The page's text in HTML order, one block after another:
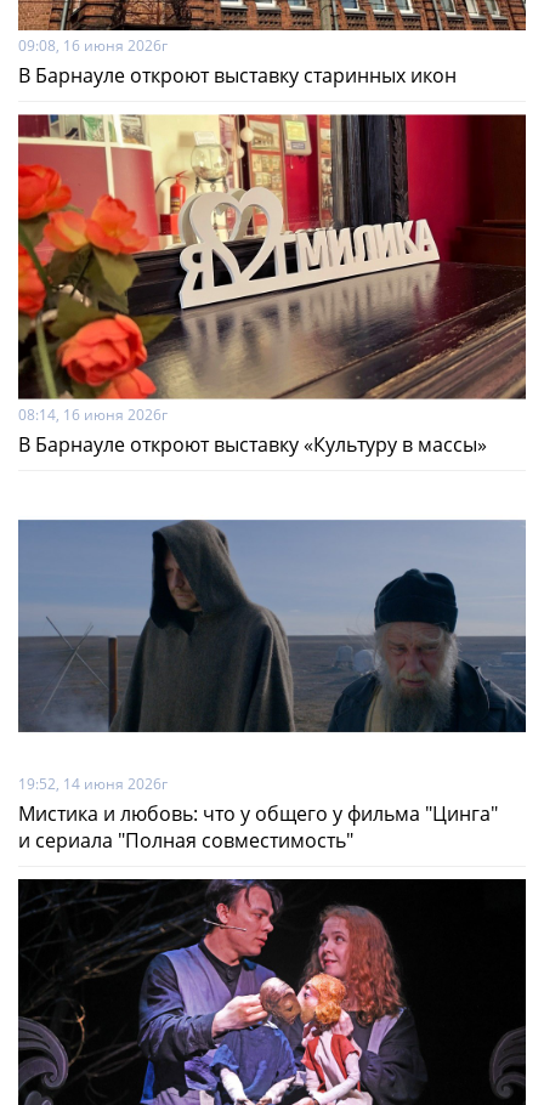
09:08, 16 июня 2026г
В Барнауле откроют выставку старинных икон
08:14, 16 июня 2026г
В Барнауле откроют выставку «Культуру в массы»
19:52, 14 июня 2026г
Мистика и любовь: что у общего у фильма "Цинга"
и сериала "Полная совместимость"